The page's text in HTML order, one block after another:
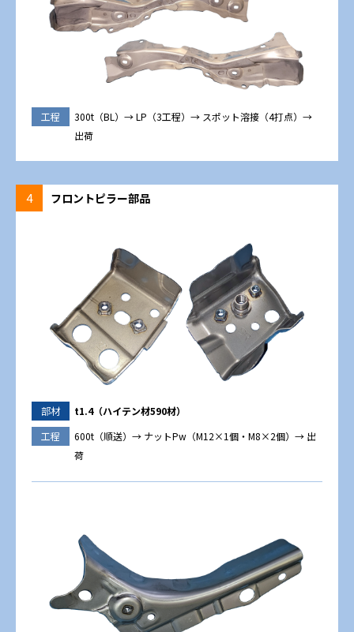
工程
300t（BL）→ LP（3工程）→ スポット溶接（4打点）→
出荷
4 フロントピラー部品
部材
t1.4（ハイテン材590材）
工程
600t（順送）→ ナットPw（M12×1個・M8×2個）→ 出
荷